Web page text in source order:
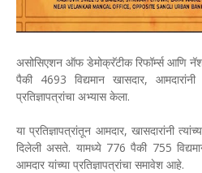
असोसिएशन ऑफ डेमोक्रॅटीक रिफॉर्म्स आणि
पैकी 4693 विद्यमान खासदार,
प्रतिज्ञापत्रांचा अभ्यास केला.
या प्रतिज्ञापत्रांतून आमदार, खासदारांनी
दिलेली असते. यामध्ये 776 पैकी 755
आमदार यांच्या प्रतिज्ञापत्रांचा समावेश आहे.